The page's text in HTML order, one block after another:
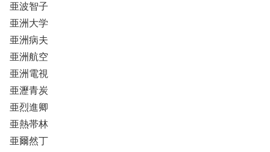
亜波智子
亜洲大学
亜洲病夫
亜洲航空
亜洲電視
亜瀝青炭
亜烈進卿
亜熱帯林
亜爾然丁